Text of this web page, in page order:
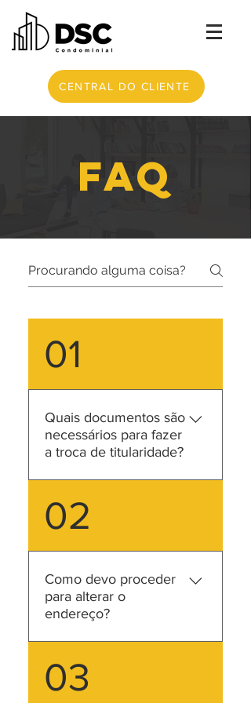
CENTRAL DO CLIENTE
FAQ
01
Quais documentos são
necessários para fazer
a troca de titularidade?
titularidade, é necessário o
envio da cópia do Contrato
de Compra e Venda ou da
Atualizada ou Escritura
Pública do Imóvel.
02
Como devo proceder
para alterar o
endereço?
e-mail, é feita mediante uma
solicitação via e-mail para a
03